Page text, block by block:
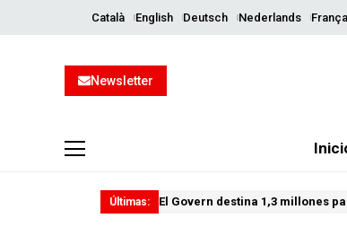
Català English Deutsch Nederlands
Newsletter
Últimas: El Govern destina 1,3 millones